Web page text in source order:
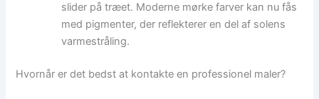
slider på træet. Moderne mørke farver kan nu fås
med pigmenter, der reflekterer en del af solens
varmestråling.
Hvornår er det bedst at kontakte en professionel maler?